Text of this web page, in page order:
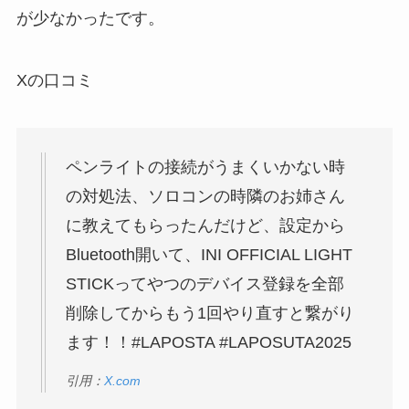
が少なかったです。
Xの口コミ
ペンライトの接続がうまくいかない時
の対処法、ソロコンの時隣のお姉さん
に教えてもらったんだけど、設定から
Bluetooth開いて、INI OFFICIAL LIGHT
STICKってやつのデバイス登録を全部
削除してからもう1回やり直すと繋がり
ます！！#LAPOSTA #LAPOSUTA2025
引用： X.com